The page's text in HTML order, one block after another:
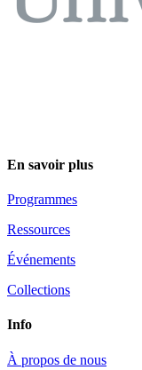
En savoir plus
Programmes
Ressources
Événements
Collections
Info
À propos de nous